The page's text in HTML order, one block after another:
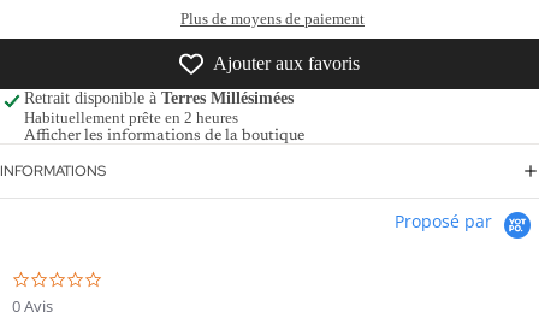
Plus de moyens de paiement
Ajouter aux favoris
Retrait disponible à Terres Millésimées
Habituellement prête en 2 heures
Afficher les informations de la boutique
INFORMATIONS
Proposé par
0 Avis